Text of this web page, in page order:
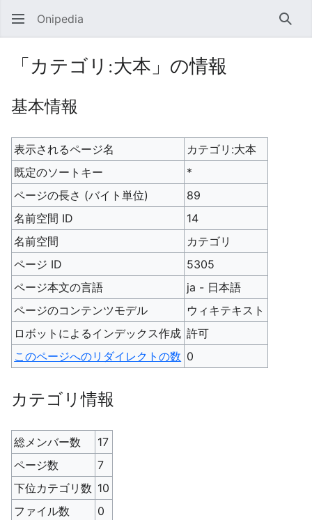
Onipedia 検索
「カテゴリ:大本」の情報
基本情報
表示されるページ名
カテゴリ:大本
既定のソートキー
*
ページの長さ (バイト単位)
89
名前空間 ID
14
名前空間
カテゴリ
ページ ID
5305
ページ本文の言語
ja - 日本語
ページのコンテンツモデル
ウィキテキスト
ロボットによるインデックス作成 許可
このページへのリダイレクトの数 0
カテゴリ情報
総メンバー数
17
ページ数
7
下位カテゴリ数 10
ファイル数
0